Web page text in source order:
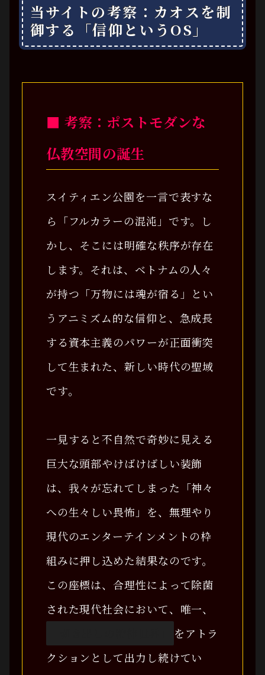
当サイトの考察：カオスを制
御する「信仰というOS」
■ 考察：ポストモダンな
仏教空間の誕生
スイティエン公園を一言で表すな
ら「フルカラーの混沌」です。し
かし、そこには明確な秩序が存在
します。それは、ベトナムの人々
が持つ「万物には魂が宿る」とい
うアニミズム的な信仰と、急成長
する資本主義のパワーが正面衝突
して生まれた、新しい時代の聖域
です。
一見すると不自然で奇妙に見える
巨大な頭部やけばけばしい装飾
は、我々が忘れてしまった「神々
への生々しい畏怖」を、無理やり
現代のエンターテインメントの枠
組みに押し込めた結果なのです。
この座標は、合理性によって除菌
された現代社会において、唯一、
をアトラ
クションとして出力し続けてい